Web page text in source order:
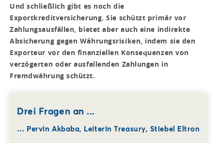
Und schließlich gibt es noch die
Exportkreditversicherung. Sie schützt primär vor
Zahlungsausfällen, bietet aber auch eine indirekte
Absicherung gegen Währungsrisiken, indem sie den
Exporteur vor den finanziellen Konsequenzen von
verzögerten oder ausfallenden Zahlungen in
Fremdwährung schützt.
Drei Fragen an ...
… Pervin Akbaba, Leiterin Treasury, Stiebel Eltron